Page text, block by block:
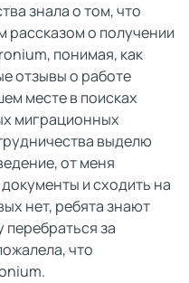
знала о том, что
рассказом о получении
понимая, как
отзывы о работе
месте в поисках
миграционных
выделю
от меня
и сходить на
нет, ребята знают
за
что